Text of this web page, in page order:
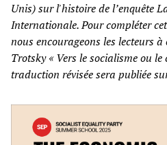
Unis) sur l'histoire de l’enquête
Internationale. Pour compléter
nous encourageons les lecteurs
Trotsky « Vers le socialisme ou
traduction révisée sera publiée